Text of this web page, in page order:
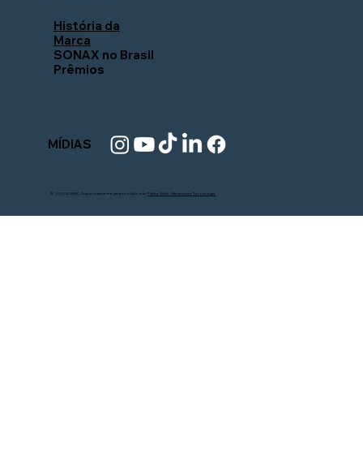
MÍDIAS
© 2025 SONAX. Orgulhosamente desenvolvido porPistão Web - Marketing e Tecnologia.
História da
Marca
SONAX no Brasil
Prêmios